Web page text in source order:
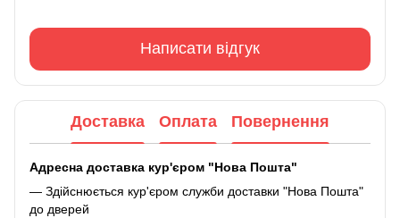
Написати відгук
Доставка Оплата Повернення
Адресна доставка кур'єром "Нова Пошта"
— Здійснюється кур'єром служби доставки "Нова Пошта"
до дверей